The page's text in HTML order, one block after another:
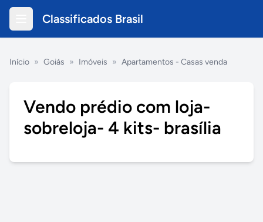
Classificados Brasil
Início » Goiás » Imóveis » Apartamentos - Casas venda
Vendo prédio com loja-
sobreloja- 4 kits- brasília